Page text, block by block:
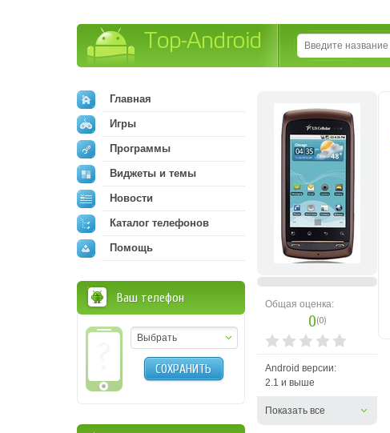
Общая оценка:
0(0)
Android версии:
2.1 и выше
Показать все
Главная
Игры
Программы
Виджеты и темы
Новости
Каталог телефонов
Помощь
Ваш телефон
Выбрать
СОХРАНИТЬ